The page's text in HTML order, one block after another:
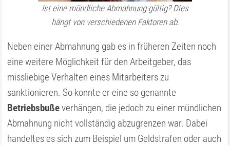
Ist eine mündliche Abmahnung gültig? Dies
hängt von verschiedenen Faktoren ab.
Neben einer Abmahnung gab es in früheren Zeiten noch
eine weitere Möglichkeit für den Arbeitgeber, das
missliebige Verhalten eines Mitarbeiters zu
sanktionieren. So konnte er eine so genannte
Betriebsbußeverhängen, die jedoch zu einer mündlichen
Abmahnung nicht vollständig abzugrenzen war. Dabei
handeltes es sich zum Beispiel um Geldstrafen oder auch